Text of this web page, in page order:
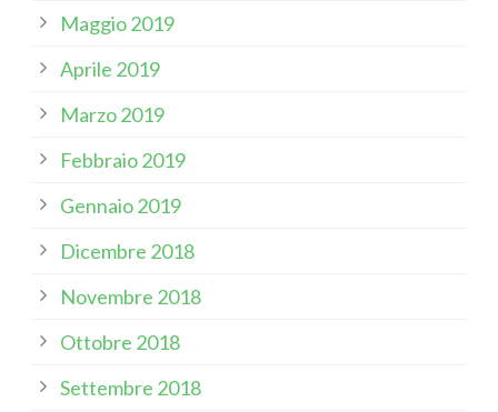
Maggio 2019
Aprile 2019
Marzo 2019
Febbraio 2019
Gennaio 2019
Dicembre 2018
Novembre 2018
Ottobre 2018
Settembre 2018